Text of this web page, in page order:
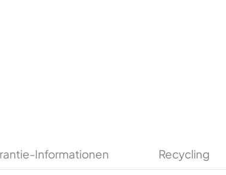
Informationen Recycling